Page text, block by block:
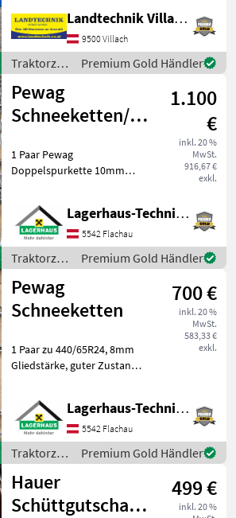
Steckrungen Scheibelhofer
ECO - "Sondermodell",
Nutzlast 1.700 kg bei
25km/h, 3-Punkt-Anba
Landtechnik Villach GmbH
9500 Villach
Traktorzubehör
/
Scheibelhofer
Premium Gold Händler
Pewag
Schneeketten/
1.100
€
inkl. 20 %
MwSt.
916,67 €
exkl.
1 Paar Pewag
Doppelspurkette 10mm
Zusatzverschleißgliedern,
guter Zustand. Wir bitten
telefonisch oder per Mail
Ihren Besuch bekanntz
Lagerhaus-Technik Flachau
5542 Flachau
Traktorzubehör
/ Pewag
Premium Gold Händler
Pewag
Schneeketten
700 €
inkl. 20 %
MwSt.
583,33 €
exkl.
1 Paar zu 440/65R24, 8mm
Gliedstärke, guter Zustand.
bekanntzugeben, um
ausreichend Zeit für die
Beratung und ev
Lagerhaus-Technik Flachau
5542 Flachau
Traktorzubehör
/ Pewag
Premium Gold Händler
Hauer
Schüttgutschaufel
499 €
inkl. 20 %